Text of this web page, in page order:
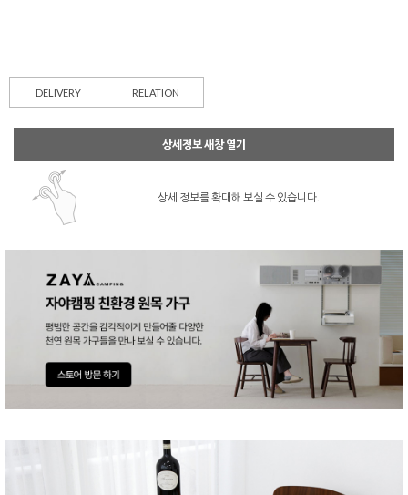
DELIVERY RELATION
상세정보 새창 열기
상세 정보를 확대해 보실 수 있습니다.